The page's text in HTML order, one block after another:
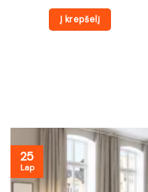
Į krepšelį
25
Lap